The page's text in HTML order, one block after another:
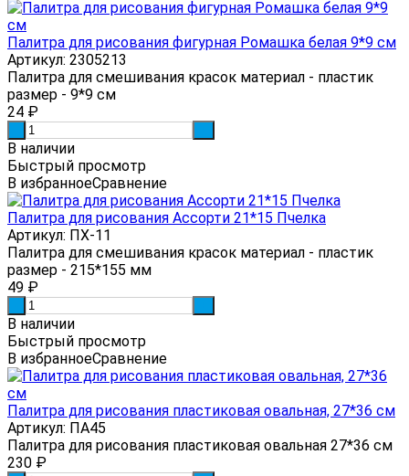
Палитра для рисования фигурная Ромашка белая 9*9 см
Артикул: 2305213
Палитра для смешивания красок материал - пластик
размер - 9*9 см
24 ₽
В наличии
Быстрый просмотр
В избранноеСравнение
Палитра для рисования Ассорти 21*15 Пчелка
Артикул: ПХ-11
Палитра для смешивания красок материал - пластик
размер - 215*155 мм
49 ₽
В наличии
Быстрый просмотр
В избранноеСравнение
Палитра для рисования пластиковая овальная, 27*36 см
Артикул: ПА45
Палитра для рисования пластиковая овальная 27*36 см
230 ₽